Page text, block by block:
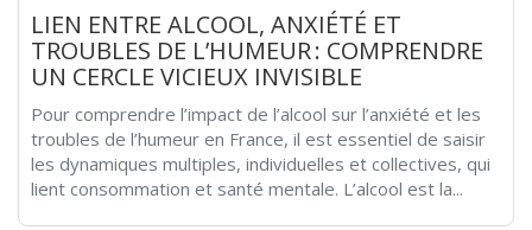
LIEN ENTRE ALCOOL, ANXIÉTÉ ET
TROUBLES DE L’HUMEUR : COMPRENDRE
UN CERCLE VICIEUX INVISIBLE
Pour comprendre l’impact de l’alcool sur l’anxiété et les
troubles de l’humeur en France, il est essentiel de saisir
les dynamiques multiples, individuelles et collectives, qui
lient consommation et santé mentale. L’alcool est la...